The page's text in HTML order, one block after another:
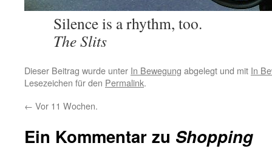
Silence is a rhythm, too.
The Slits
Dieser Beitrag wurde unter In Bewegung abgelegt und mit In
Lesezeichen für den Permalink.
← Vor 11 Wochen.
Ein Kommentar zu Shopping